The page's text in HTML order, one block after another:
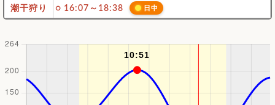
潮干狩り ○ 16:07～18:38 日中